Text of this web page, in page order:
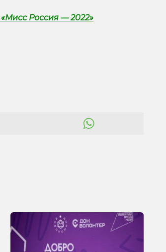
Россия — 2022»